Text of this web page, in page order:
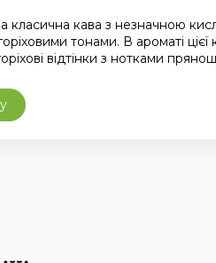
класична кава з незначною
тонами. В ароматі
відтінки з нотками